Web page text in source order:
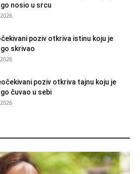
nosio u srcu
poziv otkriva istinu koju je
skrivao
poziv otkriva tajnu koju je
čuvao u sebi